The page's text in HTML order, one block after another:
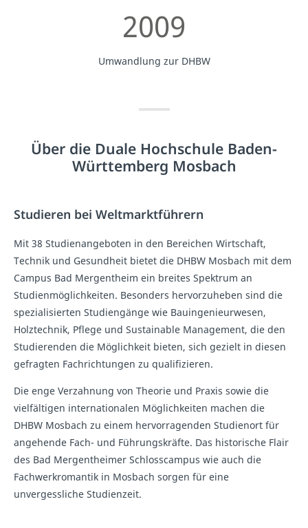
2009
Umwandlung zur DHBW
Über die Duale Hochschule Baden-
Württemberg Mosbach
Studieren bei Weltmarktführern
Mit 38 Studienangeboten in den Bereichen Wirtschaft,
Technik und Gesundheit bietet die DHBW Mosbach mit dem
Campus Bad Mergentheim ein breites Spektrum an
Studienmöglichkeiten. Besonders hervorzuheben sind die
spezialisierten Studiengänge wie Bauingenieurwesen,
Holztechnik, Pflege und Sustainable Management, die den
Studierenden die Möglichkeit bieten, sich gezielt in diesen
gefragten Fachrichtungen zu qualifizieren.
Die enge Verzahnung von Theorie und Praxis sowie die
vielfältigen internationalen Möglichkeiten machen die
DHBW Mosbach zu einem hervorragenden Studienort für
angehende Fach- und Führungskräfte. Das historische Flair
des Bad Mergentheimer Schlosscampus wie auch die
Fachwerkromantik in Mosbach sorgen für eine
unvergessliche Studienzeit.